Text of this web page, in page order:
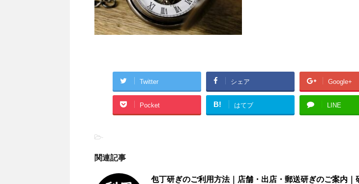
Twitter シェア Google+
Pocket B! はてブ LINE
-
関連記事
包丁研ぎのご利用方法｜店舗・出店・郵送研ぎのご案内｜